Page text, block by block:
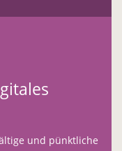
und pünktliche